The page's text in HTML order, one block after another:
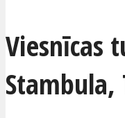
Viesnīcas
Stambula,